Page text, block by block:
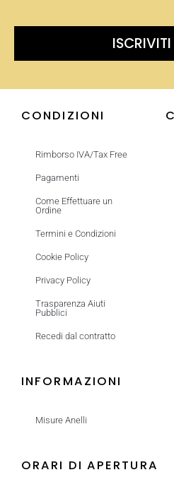
CONDIZIONI
Rimborso IVA/Tax Free
Pagamenti
Come Effettuare un
Ordine
Termini e Condizioni
Cookie Policy
Privacy Policy
Trasparenza Aiuti
Pubblici
Recedi dal contratto
INFORMAZIONI
Misure Anelli
ORARI DI APERTURA